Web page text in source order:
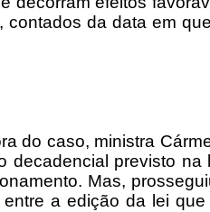
contados da data em
do caso, ministra
decadencial previsto
Mas,
a edição da lei